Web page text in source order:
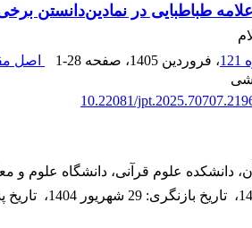
طباطبایی در نمادین‌دانستن
، فروردین 1405 ، صفحه 1-28 اصل
10.22081/
دانشکده علوم قرآنی، دانشگاه علوم و
، تاریخ بازنگری: 29 شهریور 1404 ، تاریخ